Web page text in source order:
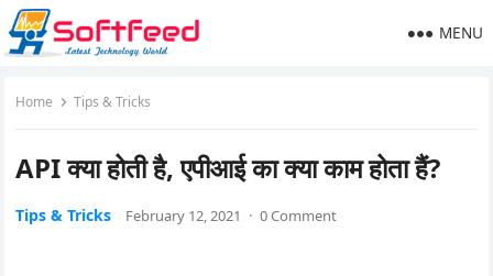
MENU
Home Tips & Tricks
API क्या होती है, एपीआई का क्या काम होता हैं?
Tips & Tricks February 12, 2021 · 0 Comment